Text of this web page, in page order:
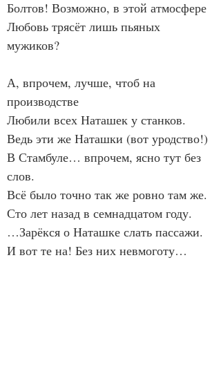
Болтов! Возможно, в этой атмосфере
Любовь трясёт лишь пьяных
мужиков?
А, впрочем, лучше, чтоб на
производстве
Любили всех Наташек у станков.
Ведь эти же Наташки (вот уродство!)
В Стамбуле… впрочем, ясно тут без
слов.
Всё было точно так же ровно там же.
Сто лет назад в семнадцатом году.
…Зарёкся о Наташке слать пассажи.
И вот те на! Без них невмоготу…